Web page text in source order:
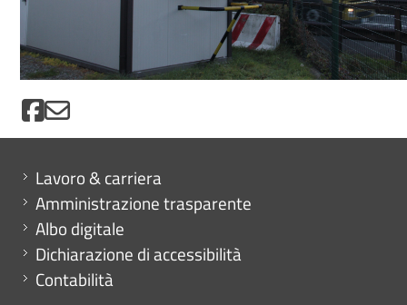
Mini menu di servizio
Lavoro & carriera
Amministrazione trasparente
Albo digitale
Dichiarazione di accessibilità
Contabilità